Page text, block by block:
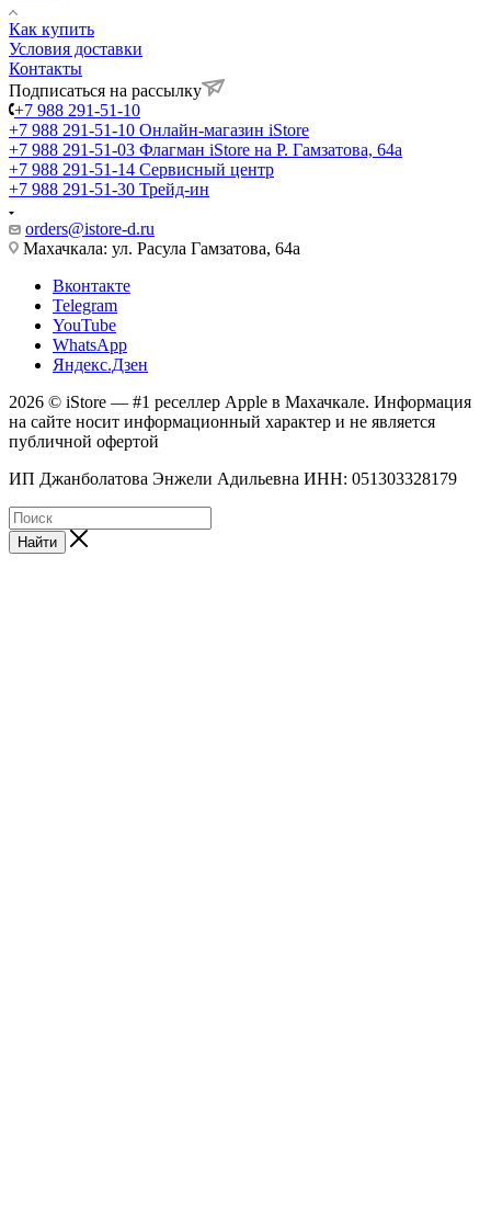
Как купить
Условия доставки
Контакты
Подписаться на рассылку
+7 988 291-51-10
+7 988 291-51-10 Онлайн-магазин iStore
+7 988 291-51-03 Флагман iStore на Р. Гамзатова, 64а
+7 988 291-51-14 Сервисный центр
+7 988 291-51-30 Трейд-ин
orders@istore-d.ru
Махачкала: ул. Расула Гамзатова, 64а
Вконтакте
Telegram
YouTube
WhatsApp
Яндекс.Дзен
2026 © iStore — #1 реселлер Apple в Махачкале. Информация
на сайте носит информационный характер и не является
публичной офертой
ИП Джанболатова Энжели Адильевна ИНН: 051303328179
Найти